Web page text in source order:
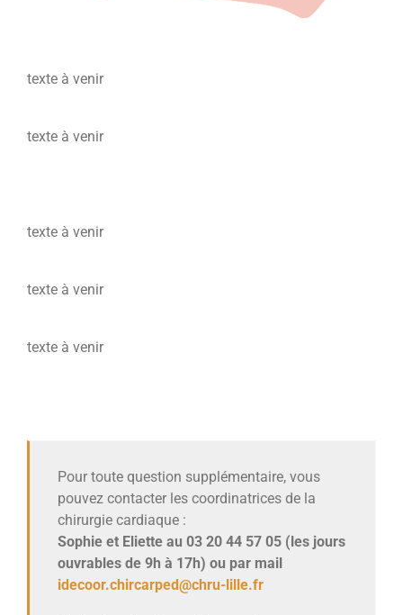
texte à venir
texte à venir
texte à venir
texte à venir
texte à venir
Pour toute question supplémentaire, vous
pouvez contacter les coordinatrices de la
chirurgie cardiaque :
Sophie et Eliette au 03 20 44 57 05 (les jours
ouvrables de 9h à 17h) ou par mail
idecoor.chircarped@chru-lille.fr